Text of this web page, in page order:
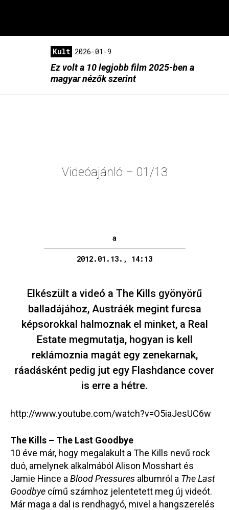
Kult 2026-01-9
Ez volt a 10 legjobb film 2025-ben a
magyar nézők szerint
Videóajánló – 01/13
a
2012.01.13., 14:13
Elkészült a videó a The Kills gyönyörű
balladájához, Austráék megint furcsa
képsorokkal halmoznak el minket, a Real
Estate megmutatja, hogyan is kell
reklámoznia magát egy zenekarnak,
ráadásként pedig jut egy Flashdance cover
is erre a hétre.
http://www.youtube.com/watch?v=O5iaJesUC6w
The Kills – The Last Goodbye
10 éve már, hogy megalakult a The Kills nevű rock
duó, amelynek alkalmából Alison Mosshart és
Jamie Hince a Blood Pressures albumról a The Last
Goodbye című számhoz jelentetett meg új videót.
Már maga a dal is rendhagyó, mivel a hangszerelés